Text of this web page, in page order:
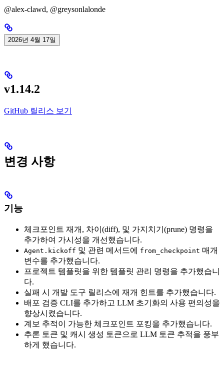
@alex-clawd, @greysonlalonde
2026년 4월 17일
v1.14.2
GitHub 릴리스 보기
변경 사항
기능
체크포인트 재개, 차이(diff), 및 가지치기(prune) 명령을
추가하여 가시성을 개선했습니다.
Agent.kickoff 및 관련 메서드에 from_checkpoint 매개
변수를 추가했습니다.
프로젝트 템플릿을 위한 템플릿 관리 명령을 추가했습니
다.
실패 시 개발 도구 릴리스에 재개 힌트를 추가했습니다.
배포 검증 CLI를 추가하고 LLM 초기화의 사용 편의성을
향상시켰습니다.
계보 추적이 가능한 체크포인트 포킹을 추가했습니다.
추론 토큰 및 캐시 생성 토큰으로 LLM 토큰 추적을 풍부
하게 했습니다.